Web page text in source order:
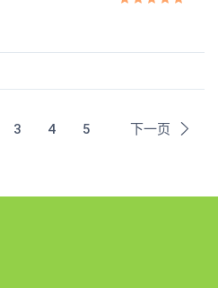
3 4 5 下一页